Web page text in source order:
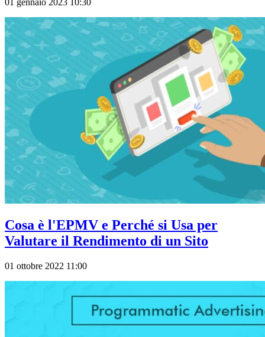
Cosa è l'EPMV e Perché si Usa per
Valutare il Rendimento di un Sito
01 ottobre 2022 11:00